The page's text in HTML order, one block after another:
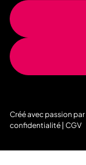
Créé avec passion par
confidentialité CGV